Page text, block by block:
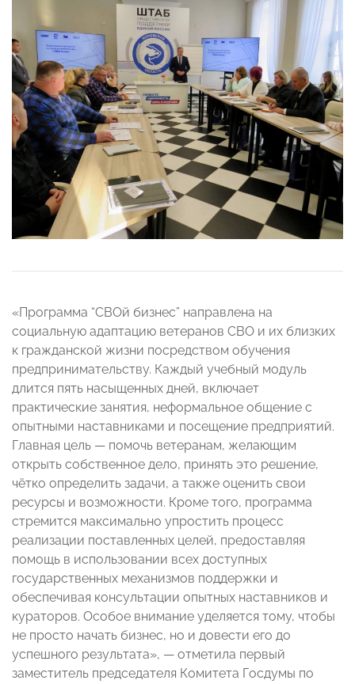
«Программа “СВОй бизнес” направлена на
социальную адаптацию ветеранов СВО и их близких
к гражданской жизни посредством обучения
предпринимательству. Каждый учебный модуль
длится пять насыщенных дней, включает
практические занятия, неформальное общение с
опытными наставниками и посещение предприятий.
Главная цель — помочь ветеранам, желающим
открыть собственное дело, принять это решение,
чётко определить задачи, а также оценить свои
ресурсы и возможности. Кроме того, программа
стремится максимально упростить процесс
реализации поставленных целей, предоставляя
помощь в использовании всех доступных
государственных механизмов поддержки и
обеспечивая консультации опытных наставников и
кураторов. Особое внимание уделяется тому, чтобы
не просто начать бизнес, но и довести его до
успешного результата», — отметила первый
заместитель председателя Комитета Госдумы по